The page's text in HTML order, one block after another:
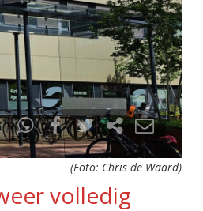
(Foto: Chris de Waard)
volledig